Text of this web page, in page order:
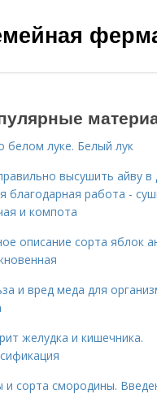
белом луке. Белый лук
высушить айву в
благодарная работа -
и компота
описание сорта яблок
и вред меда для
желудка и кишечника.
и сорта смородины.